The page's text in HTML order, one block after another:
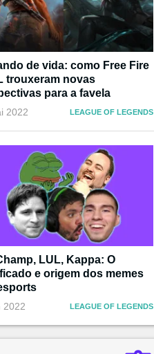
de vida: como Free Fire
trouxeram novas
para a favela
2022 LEAGUE OF LEGENDS
LUL, Kappa: O
e origem dos memes
2022 LEAGUE OF LEGENDS